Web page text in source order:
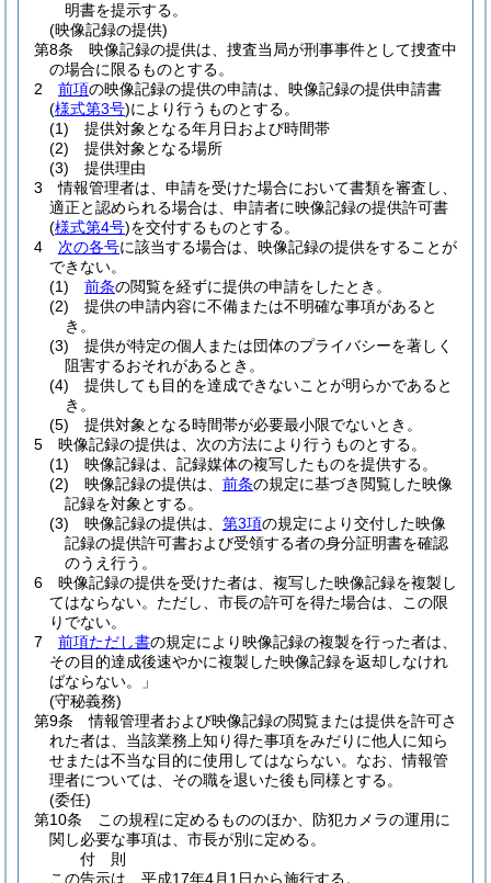
明書を提示する。
(映像記録の提供)
第8条
映像記録の提供は、捜査当局が刑事事件として捜査中
の場合に限るものとする。
2
前項の映像記録の提供の申請は、映像記録の提供申請書
(様式第3号)により行うものとする。
(1)
提供対象となる年月日および時間帯
(2)
提供対象となる場所
(3)
提供理由
3
情報管理者は、申請を受けた場合において書類を審査し、
適正と認められる場合は、申請者に映像記録の提供許可書
(様式第4号)を交付するものとする。
4
次の各号に該当する場合は、映像記録の提供をすることが
できない。
(1)
前条の閲覧を経ずに提供の申請をしたとき。
(2)
提供の申請内容に不備または不明確な事項があると
き。
(3)
提供が特定の個人または団体のプライバシーを著しく
阻害するおそれがあるとき。
(4)
提供しても目的を達成できないことが明らかであると
き。
(5)
提供対象となる時間帯が必要最小限でないとき。
5
映像記録の提供は、次の方法により行うものとする。
(1)
映像記録は、記録媒体の複写したものを提供する。
(2)
映像記録の提供は、 前条の規定に基づき閲覧した映像
記録を対象とする。
(3)
映像記録の提供は、 第3項の規定により交付した映像
記録の提供許可書および受領する者の身分証明書を確認
のうえ行う。
6
映像記録の提供を受けた者は、複写した映像記録を複製し
てはならない。 ただし、市長の許可を得た場合は、この限
りでない。
7
前項ただし書の規定により映像記録の複製を行った者は、
その目的達成後速やかに複製した映像記録を返却しなけれ
ばならない。」
(守秘義務)
第9条
情報管理者および映像記録の閲覧または提供を許可さ
れた者は、当該業務上知り得た事項をみだりに他人に知ら
せまたは不当な目的に使用してはならない。 なお、情報管
理者については、その職を退いた後も同様とする。
(委任)
第10条
この規程に定めるもののほか、防犯カメラの運用に
関し必要な事項は、市長が別に定める。
付 則
この告示は、平成17年4月1日から施行する。